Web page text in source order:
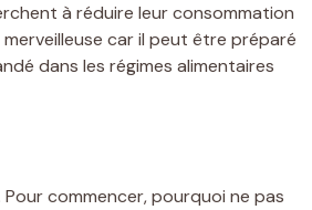
à réduire leur consommation
car il peut être préparé
dans les régimes alimentaires
commencer, pourquoi ne pas